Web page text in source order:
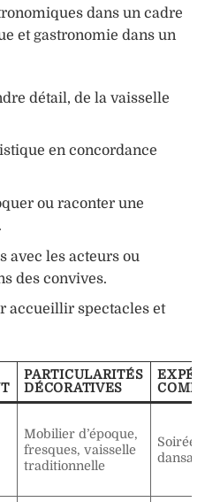
dans un cadre
et gastronomie dans un
détail, de la vaisselle
en concordance
ou raconter une
avec les acteurs ou
des convives.
accueillir spectacles et
PARTICULARITÉS
DÉCORATIVES
Mobilier d’époque,
fresques, vaisselle
traditionnelle